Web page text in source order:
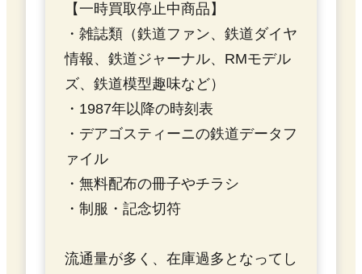
【一時買取停止中商品】
・雑誌類（鉄道ファン、鉄道ダイヤ
情報、鉄道ジャーナル、RMモデル
ズ、鉄道模型趣味など）
・1987年以降の時刻表
・デアゴスティーニの鉄道データフ
ァイル
・無料配布の冊子やチラシ
・制服・記念切符
流通量が多く、在庫過多となってし